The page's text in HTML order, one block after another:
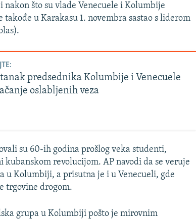
što su vlade Venecuele i Kolumbije
u Karakasu 1. novembra sastao s liderom
predsednika Kolumbije i Venecuele
oslabljenih veza
su 60-ih godina prošlog veka studenti,
revolucijom. AP navodi da se veruje
u Kolumbiji, a prisutna je i u Venecueli, gde
trgovine drogom.
grupa u Kolumbiji pošto je mirovnim